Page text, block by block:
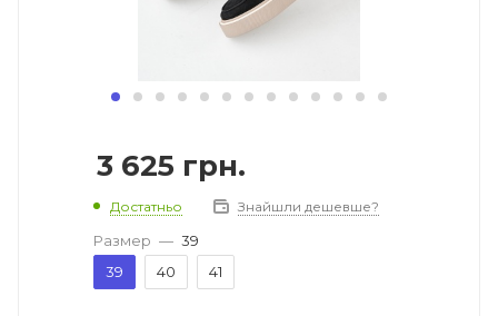
3 625 грн.
Достатньо Знайшли дешевше?
Размер — 39
39
40 41